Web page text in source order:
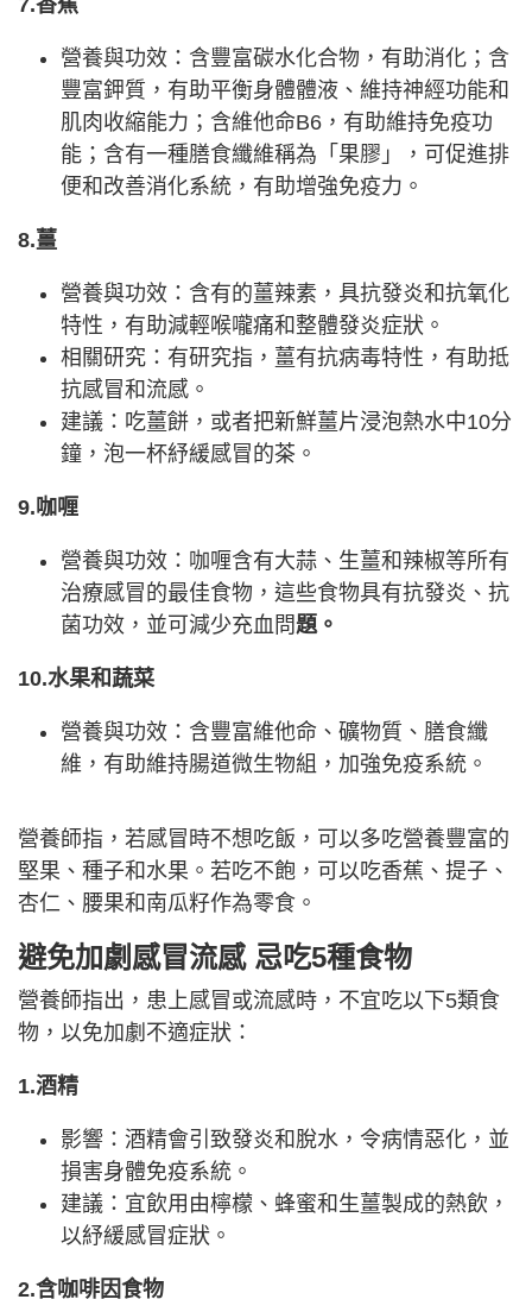
7.香蕉
營養與功效：含豐富碳水化合物，有助消化；含
豐富鉀質，有助平衡身體體液、維持神經功能和
肌肉收縮能力；含維他命B6，有助維持免疫功
能；含有一種膳食纖維稱為「果膠」，可促進排
便和改善消化系統，有助增強免疫力。
8.薑
營養與功效：含有的薑辣素，具抗發炎和抗氧化
特性，有助減輕喉嚨痛和整體發炎症狀。
相關研究：有研究指，薑有抗病毒特性，有助抵
抗感冒和流感。
建議：吃薑餅，或者把新鮮薑片浸泡熱水中10分
鐘，泡一杯紓緩感冒的茶。
9.咖喱
營養與功效：咖喱含有大蒜、生薑和辣椒等所有
治療感冒的最佳食物，這些食物具有抗發炎、抗
菌功效，並可減少充血問題。
10.水果和蔬菜
營養與功效：含豐富維他命、礦物質、膳食纖
維，有助維持腸道微生物組，加強免疫系統。
營養師指，若感冒時不想吃飯，可以多吃營養豐富的
堅果、種子和水果。若吃不飽，可以吃香蕉、提子、
杏仁、腰果和南瓜籽作為零食。
避免加劇感冒流感 忌吃5種食物
營養師指出，患上感冒或流感時，不宜吃以下5類食
物，以免加劇不適症狀：
1.酒精
影響：酒精會引致發炎和脫水，令病情惡化，並
損害身體免疫系統。
建議：宜飲用由檸檬、蜂蜜和生薑製成的熱飲，
以紓緩感冒症狀。
2.含咖啡因食物